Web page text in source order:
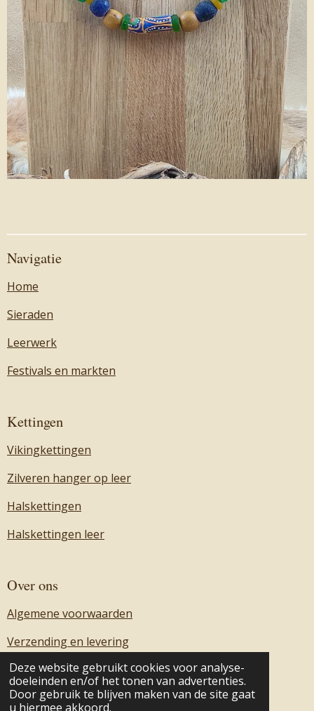
Deze website gebruikt cookies voor analyse-
doeleinden en/of het tonen van advertenties.
Door gebruik te blijven maken van de site gaat
u hiermee akkoord.
Navigatie
Home
Sieraden
Leerwerk
Festivals en markten
Kettingen
Vikingkettingen
Zilveren hanger op leer
Halskettingen
Halskettingen leer
Over ons
Algemene voorwaarden
Verzending en levering
Over ons
Contact